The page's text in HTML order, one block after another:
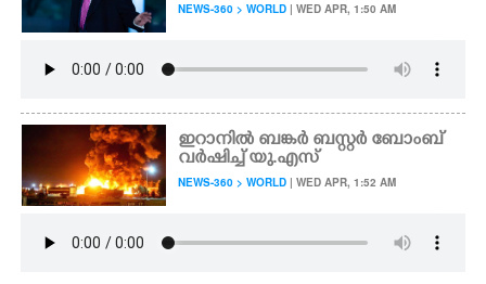
NEWS-360 > WORLD | WED APR, 1:50 AM
ഇറാനിൽ ബങ്കർ ബസ്റ്റർ ബോംബ്
വർഷിച്ച് യു.എസ്
NEWS-360 > WORLD | WED APR, 1:52 AM